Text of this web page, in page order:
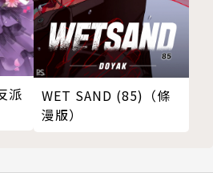
派
WET SAND (85)（條
漫版）